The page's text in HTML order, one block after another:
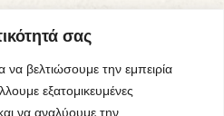
σας
βελτιώσουμε την εμπειρία
εξατομικευμένες
να αναλύουμε την